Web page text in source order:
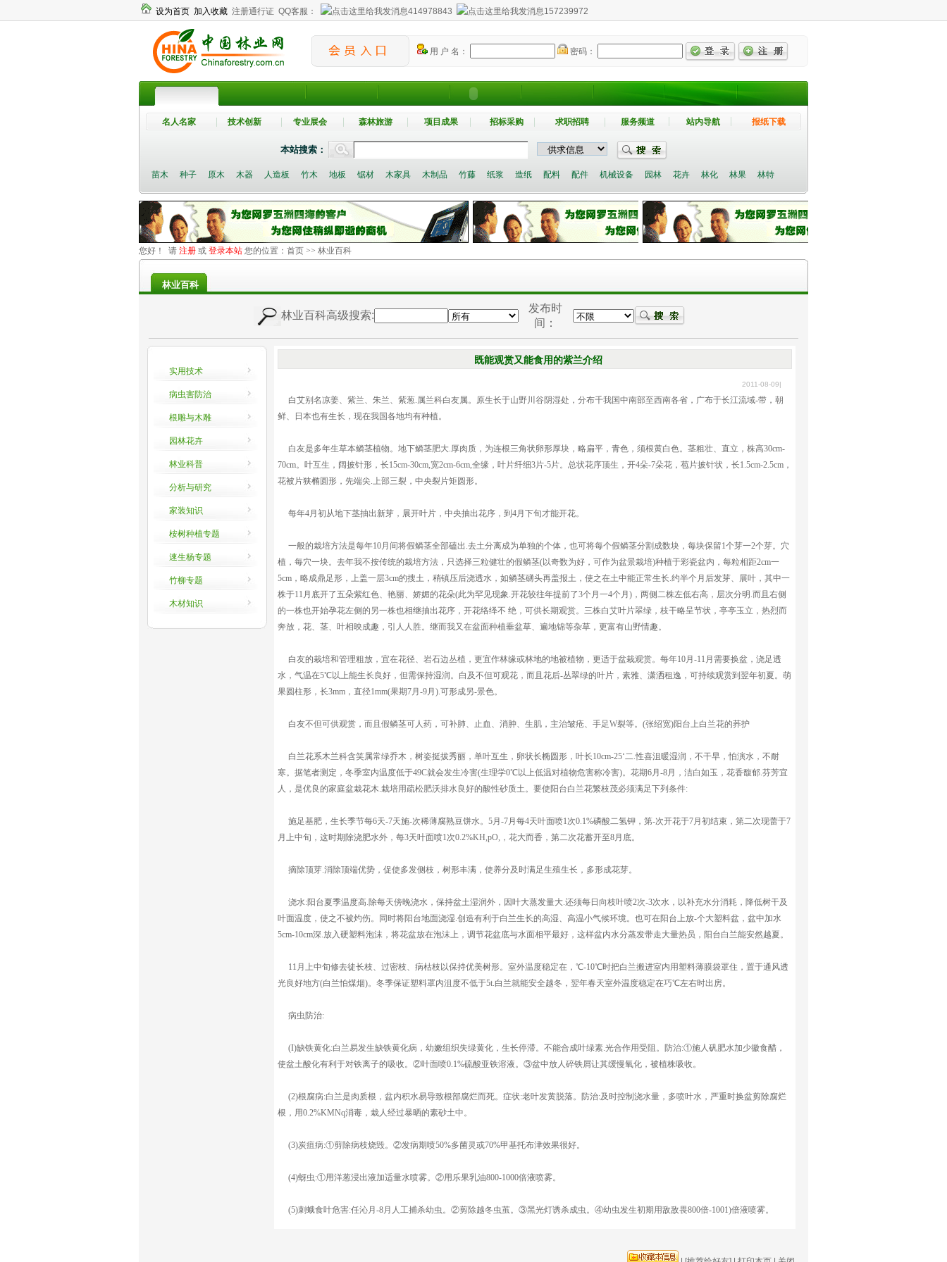
设为首页 加入收藏 注册通行证 QQ客服： 414978843 157239972
用 户 名： 密码：
名人名家 技术创新 专业展会 森林旅游 项目成果 招标采购 求职招聘 服务频道 站内导航 报纸下载
本站搜索：
苗木 种子 原木 木器 人造板 竹木 地板 锯材 木家具 木制品 竹藤 纸浆 造纸 配料 配件 机械设备 园林 花卉 林化 林果 林特
您好！ 请 注册 或 登录本站 您的位置： 首页 >> 林业百科
林业百科
林业百科高级搜索:
发布时
间：
实用技术
病虫害防治
根雕与木雕
园林花卉
林业科普
分析与研究
家装知识
桉树种植专题
速生杨专题
竹柳专题
木材知识
既能观赏又能食用的紫兰介绍
2011-08-09|
白艾别名凉姜、紫兰、朱兰、紫葱.属兰科白友属。原生长于山野川谷阴湿处，分布千我国中南部至西南各省，广布于长江流域-带，朝
鲜、日本也有生长，现在我国各地均有种植。
白友是多年生草本鳞茎植物。地下鳞茎肥大.厚肉质，为连根三角状卵形厚块，略扁平，青色，须根黄白色。茎粗壮、直立，株高30cm-
70cm。叶互生，阔披针形，长15cm-30cm,宽2cm-6cm,全缘，叶片纤细3片-5片。总状花序顶生，开4朵-7朵花，苞片披针状，长1.5cm-2.5cm，
花被片狭椭圆形，先端尖.上部三裂，中央裂片矩圆形。
每年4月初从地下茎抽出新芽，展开叶片，中央抽出花序，到4月下旬才能开花。
一般的栽培方法是每年10月间将假鳞茎全部磕出.去土分离成为单独的个体，也可将每个假鳞茎分割成数块，每块保留1个芽一2个芽。穴
植，每穴一块。去年我不按传统的栽培方法，只选择三粒健壮的假鳞茎(以奇数为好，可作为盆景栽培)种植于彩瓷盆内，每粒相距2cm一
5cm，略成鼎足形，上盖一层3cm的搜土，稍镇压后浇透水，如鳞茎礴头再盖报土，使之在土中能正常生长.约半个月后发芽、展叶，其中一
株于11月底开了五朵紫红色、艳丽、娇媚的花朵(此为罕见现象.开花较往年提前了3个月一4个月)，两侧二株左低右高，层次分明.而且右侧
的一株也开始孕花左侧的另一株也相继抽出花序，开花络绎不 绝，可供长期观赏。三株白艾叶片翠绿，枝干略呈节状，亭亭玉立，热烈而
奔放，花、茎、叶相映成趣，引人人胜。继而我又在盆面种植垂盆草、遍地锦等杂草，更富有山野情趣。
白友的栽培和管理粗放，宜在花径、岩石边丛植，更宜作林缘或林地的地被植物，更适于盆栽观赏。每年10月-11月需要换盆，浇足透
水，气温在5℃以上能生长良好，但需保持湿润。白及不但可观花，而且花后-丛翠绿的叶片，素雅、潇洒租逸，可持续观赏到翌年初夏。萌
果圆柱形，长3mm，直径1mm(果期7月-9月).可形成另-景色。
白友不但可供观赏，而且假鳞茎可人药，可补肺、止血、消肿、生肌，主治皱疮、手足W裂等。(张绍宽)阳台上白兰花的荞护
白兰花系木兰科含笑属常绿乔木，树姿挺拔秀丽，单叶互生，卵状长椭圆形，叶长10cm-25‘二.性喜沮暖湿润，不干早，怕演水，不耐
寒。据笔者测定，冬季室内温度低于49C就会发生冷害(生理学0℃以上低温对植物危害称冷害)。花期6月-8月，洁白如玉，花香馥郁.芬芳宜
人，是优良的家庭盆栽花木.栽培用疏松肥沃排水良好的酸性砂质土。要使阳台白兰花繁枝茂必须满足下列条件:
施足基肥，生长季节每6天-7天施-次稀薄腐熟豆饼水。5月-7月每4天叶面喷1次0.1%磷酸二氢钾，第-次开花于7月初结束，第二次现蕾于7
月上中旬，这时期除浇肥水外，每3天叶面喷1次0.2%KH,pO,，花大而香，第二次花蓄开至8月底。
摘除顶芽.消除顶端优势，促使多发侧枝，树形丰满，使养分及时满足生殖生长，多形成花芽。
浇水:阳台夏季温度高.除每天傍晚浇水，保持盆土湿润外，因叶大蒸发量大.还须每日向枝叶喷2次-3次水，以补充水分消耗，降低树干及
叶面温度，使之不被灼伤。同时将阳台地面浇湿.创造有利于白兰生长的高湿、高温小气候环境。也可在阳台上放-个大塑料盆，盆中加水
5cm-10cm深.放入硬塑料泡沫，将花盆放在泡沫上，调节花盆底与水面相平最好，这样盆内水分蒸发带走大量热员，阳台白兰能安然越夏。
11月上中旬修去徒长枝、过密枝、病枯枝以保持优美树形。室外温度稳定在，℃-10℃时把白兰搬进室内用塑料薄膜袋罩住，置于通风透
光良好地方(白兰怕煤烟)。冬季保证塑料罩内沮度不低于5t.白兰就能安全越冬，翌年春天室外温度稳定在巧℃左右时出房。
病虫防治:
(I)缺铁黄化:白兰易发生缺铁黄化病，幼嫩组织失绿黄化，生长停滞。不能合成叶绿素.光合作用受阻。防治:①施人矾肥水加少徽食醋，
使盆土酸化有利于对铁离子的吸收。②叶面喷0.1%硫酸亚铁溶液。③盆中放人碎铁屑让其缓慢氧化，被植株吸收。
(2)根腐病:白兰是肉质根，盆内积水易导致根部腐烂而死。症状:老叶发黄脱落。防治:及时控制浇水量，多喷叶水，严重时换盆剪除腐烂
根，用0.2%KMNq消毒，栽人经过暴晒的素砂土中。
(3)炭疽病:①剪除病枝烧毁。②发病期喷50%多菌灵或70%甲基托布津效果很好。
(4)蚜虫:①用洋葱浸出液加适量水喷雾。②用乐果乳油800-1000倍液喷雾。
(5)刺蛾食叶危害:任沁月-8月人工捕杀幼虫。②剪除越冬虫茧。③黑光灯诱杀成虫。④幼虫发生初期用敌敌畏800倍-1001)倍液喷雾。